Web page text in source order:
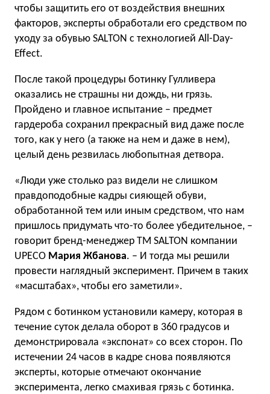
чтобы защитить его от воздействия внешних
факторов, эксперты обработали его средством по
уходу за обувью SALTON с технологией All-Day-
Effect.
После такой процедуры ботинку Гулливера
оказались не страшны ни дождь, ни грязь.
Пройдено и главное испытание – предмет
гардероба сохранил прекрасный вид даже после
того, как у него (а также на нем и даже в нем),
целый день резвилась любопытная детвора.
«Люди уже столько раз видели не слишком
правдоподобные кадры сияющей обуви,
обработанной тем или иным средством, что нам
пришлось придумать что-то более убедительное, –
говорит бренд-менеджер ТМ SALTON компании
UPECO Мария Жбанова. – И тогда мы решили
провести наглядный эксперимент. Причем в таких
«масштабах», чтобы его заметили».
Рядом с ботинком установили камеру, которая в
течение суток делала оборот в 360 градусов и
демонстрировала «экспонат» со всех сторон. По
истечении 24 часов в кадре снова появляются
эксперты, которые отмечают окончание
эксперимента, легко смахивая грязь с ботинка.